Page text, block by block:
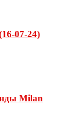
07-24)
Milan